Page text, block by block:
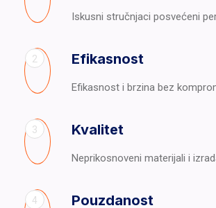
Iskusni stručnjaci posvećeni
2 Efikasnost
Efikasnost i brzina bez
3 Kvalitet
Neprikosnoveni materijali i
4 Pouzdanost